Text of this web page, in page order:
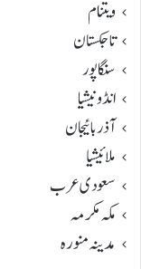
ویتنام
تاجکستان
سنگاپور
انڈونیشیا
آذربائیجان
ملائیشیا
سعودی عرب
مکہ مکرمہ
مدینہ منورہ